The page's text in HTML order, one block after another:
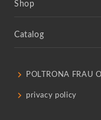
Shop
Catalog
POLTRONA FRAU
privacy policy